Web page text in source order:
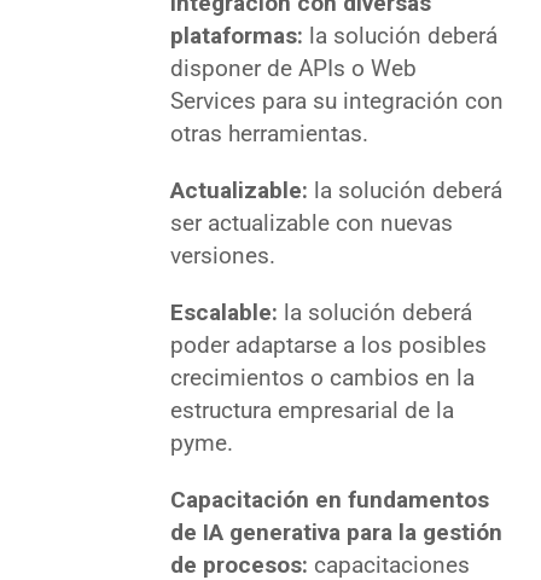
plataformas: la solución deberá
disponer de APIs o Web
Services para su integración con
otras herramientas.
Actualizable: la solución deberá
ser actualizable con nuevas
versiones.
Escalable: la solución deberá
poder adaptarse a los posibles
crecimientos o cambios en la
estructura empresarial de la
pyme.
Capacitación en fundamentos
de IA generativa para la gestión
de procesos: capacitaciones